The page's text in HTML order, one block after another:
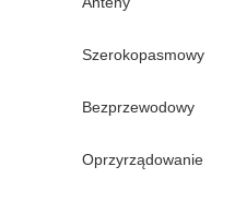
Szerokopasmowy
Bezprzewodowy
Oprzyrządowanie